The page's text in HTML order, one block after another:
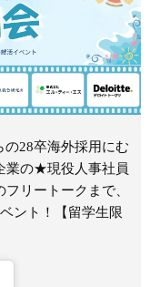
の28卒海外採用にむ
業の★現役人事社員
リートークまで、
ント！【留学生限